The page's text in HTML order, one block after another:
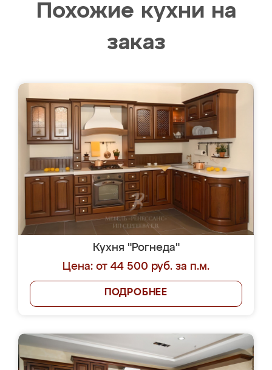
Похожие кухни на
заказ
Кухня "Рогнеда"
Цена: от 44 500 руб. за п.м.
ПОДРОБНЕЕ